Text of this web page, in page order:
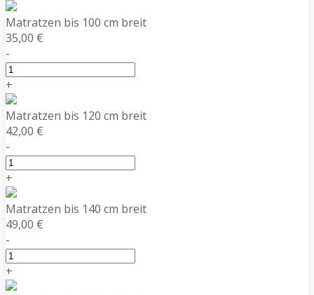
Matratzen bis 100 cm breit
35,00 €
-
+
Matratzen bis 120 cm breit
42,00 €
-
+
Matratzen bis 140 cm breit
49,00 €
-
+